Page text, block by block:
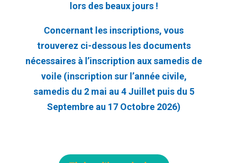
lors des beaux jours !
Concernant les inscriptions, vous
trouverez ci-dessous les documents
nécessaires à l’inscription aux samedis de
voile (inscription sur l’année civile,
samedis du 2 mai au 4 Juillet puis du 5
Septembre au 17 Octobre 2026)